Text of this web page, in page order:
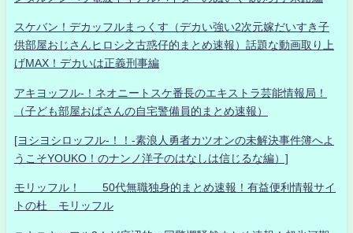
スケバン！デカッフルまっくす（デカい強い2次元嫁だいすき子
供部屋おじさんヒロシ之古惑仔的まとめ速報）話題な動画取り上
げMAX！デカいは正義刑事編
アキヨッフル-！ネオニートスケ番長のエキストラ芸能情報局！
（子ども部屋おばさんの自宅警備員的まとめ速報）
[ヨシヨシロッフル-！！-素浪人勇者カツオンの未解決事件簿へよ
うこそYOUKO！のナンノ洋子のはなしは信じるな編）]
モリッフル！ 50代無職独身的まとめ速報！有益便利情報サイ
トの杜 モリッフル